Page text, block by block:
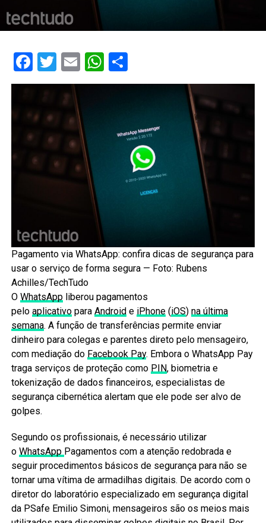
Facebook
Twitter
EmailWhatsApp
Share
Pagamento via WhatsApp: confira dicas de segurança para
usar o serviço de forma segura — Foto: Rubens
Achilles/TechTudo
O WhatsAppliberou pagamentos
pelo aplicativopara Androide iPhone(iOS) na última
semana. A função de transferências permite enviar
dinheiro para colegas e parentes direto pelo mensageiro,
com mediação do Facebook Pay. Embora o WhatsApp Pay
traga serviços de proteção como PIN, biometria e
tokenização de dados financeiros, especialistas de
segurança cibernética alertam que ele pode ser alvo de
golpes.
Segundo os profissionais, é necessário utilizar
o WhatsApp Pagamentos com a atenção redobrada e
seguir procedimentos básicos de segurança para não se
tornar uma vítima de armadilhas digitais. De acordo com o
diretor do laboratório especializado em segurança digital
da PSafe Emilio Simoni, mensageiros são os meios mais